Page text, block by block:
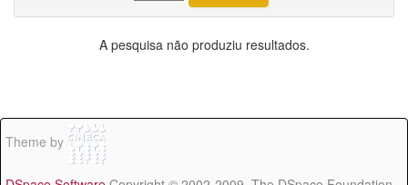
A pesquisa não produziu resultados.
Theme by